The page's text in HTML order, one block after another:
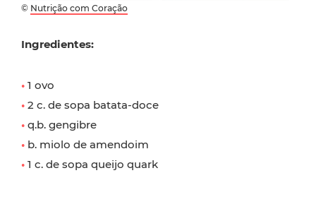
© Nutrição com Coração
Ingredientes:
• 1 ovo
• 2 c. de sopa batata-doce
• q.b. gengibre
• b. miolo de amendoim
• 1 c. de sopa queijo quark